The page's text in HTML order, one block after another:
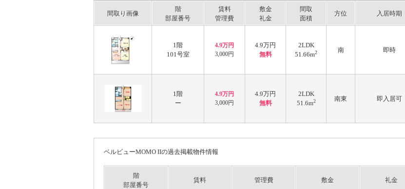
間取り画像
階
部屋番号
賃料
管理費
敷金
礼金
間取
面積
方位 入居時期
1階
101号室
4.9万円
3,000円
4.9万円
無料
2LDK
51.66m2 南 即時
1階
ー
4.9万円
3,000円
4.9万円
無料
2LDK
51.6m2 南東 即入居可
ベルビューMOMO IIの過去掲載物件情報
階
部屋番号
賃料 管理費 敷金 礼金